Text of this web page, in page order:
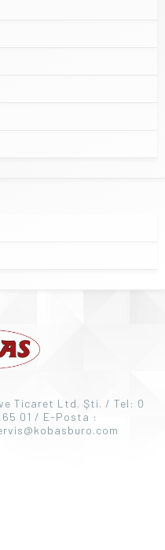
Ticaret Ltd. Şti. / Tel: 0
01 / E-Posta :